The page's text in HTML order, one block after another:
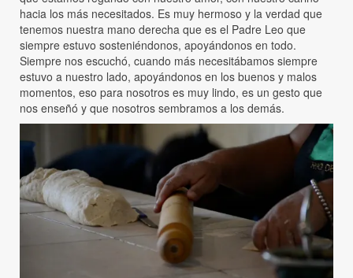
hacia los más necesitados. Es muy hermoso y la verdad que
tenemos nuestra mano derecha que es el Padre Leo que
siempre estuvo sosteniéndonos, apoyándonos en todo.
Siempre nos escuchó, cuando más necesitábamos siempre
estuvo a nuestro lado, apoyándonos en los buenos y malos
momentos, eso para nosotros es muy lindo, es un gesto que
nos enseñó y que nosotros sembramos a los demás.